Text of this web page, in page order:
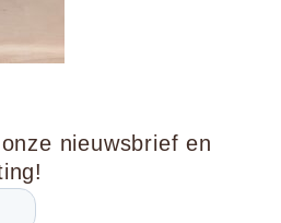
nieuwsbrief en